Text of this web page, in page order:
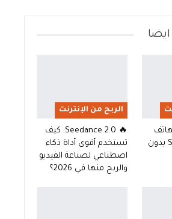
باستخدام Shipper بدون
الربح من الإنترنت
🔥 Seedance 2.0: كيف
تستخدم أقوى أداة ذكاء
اصطناعي لصناعة الفيديو
والربح منها في 2026؟